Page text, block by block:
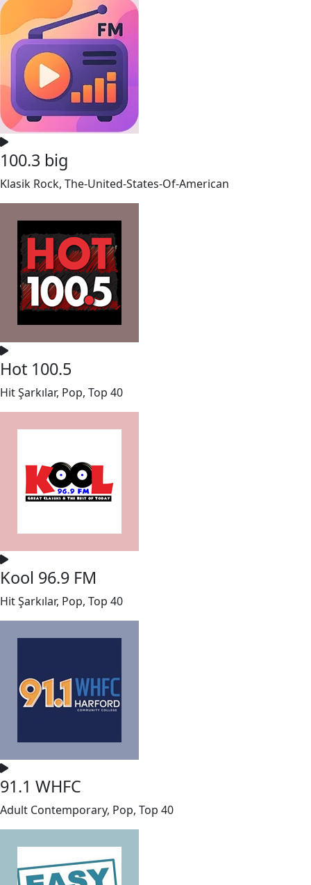
100.3 big
Klasik Rock, The-United-States-Of-American
Hot 100.5
Hit Şarkılar, Pop, Top 40
Kool 96.9 FM
Hit Şarkılar, Pop, Top 40
91.1 WHFC
Adult Contemporary, Pop, Top 40